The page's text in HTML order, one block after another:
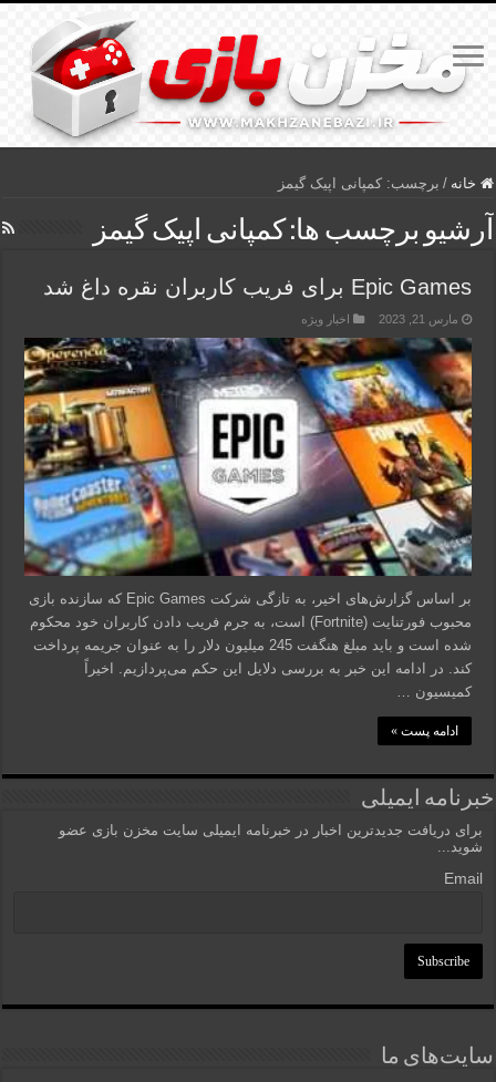
خانه / برچسب:کمپانی اپیک گیمز
آرشیو برچسب ها: کمپانی اپیک گیمز
Epic Games برای فریب کاربران نقره داغ شد
مارس 21, 2023 اخبار ویژه
بر اساس گزارش‌های اخیر، به تازگی شرکت Epic Games که سازنده بازی
محبوب فورتنایت (Fortnite) است، به جرم فریب دادن کاربران خود محکوم
شده است و باید مبلغ هنگفت 245 میلیون دلار را به عنوان جریمه پرداخت
کند. در ادامه این خبر به بررسی دلایل این حکم می‌پردازیم. اخیراً
کمیسیون …
ادامه پست »
خبرنامه ایمیلی
برای دریافت جدیدترین اخبار در خبرنامه ایمیلی سایت مخزن بازی عضو
شوید...
Email
سایت‌های ما